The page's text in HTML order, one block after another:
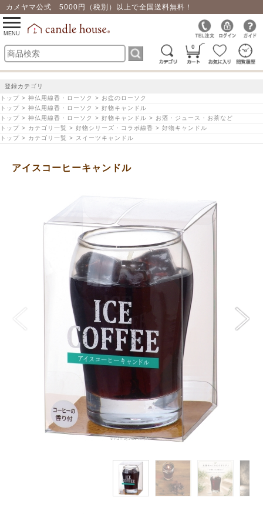
カメヤマ公式 5000円（税別）以上で全国送料無料！
0
toggle
navigation
MENU
登録カテゴリ
トップ > 神仏用線香・ローソク > お盆のローソク
トップ > 神仏用線香・ローソク > 好物キャンドル
トップ > 神仏用線香・ローソク > 好物キャンドル > お酒・ジュース・お茶など
トップ > カテゴリ一覧 > 好物シリーズ・コラボ線香 > 好物キャンドル
トップ > カテゴリ一覧 > スイーツキャンドル
アイスコーヒーキャンドル